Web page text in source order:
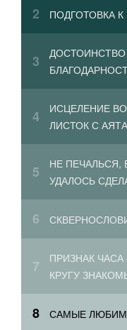
ПОДГОТОВКА
ДОСТОИНСТВО
ИСЦЕЛЕНИЕ
ЛИСТОК С
НЕ ПЕЧАЛЬСЯ,
УДАЛОСЬ
ПРИЗНАК
КРУГУ
САМЫЕ